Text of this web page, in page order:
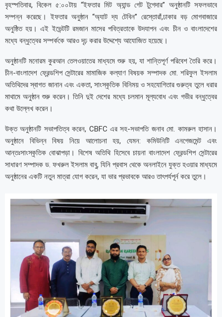
বৃহস্পতিবার, বিকেল ৫:০০টায় “ইফতার মিট অ্যান্ড গেট টুগেদার” অনুষ্ঠানটি সফলভাবে
সম্পন্ন করেছে। ইফতার অনুষ্ঠান “অ্যাট দ্য টেবিন” রেস্তোরাঁ,ঢাকার বড় মোগবাজারে
অনুষ্ঠিত হয়। এই ইভেন্টটি রমজান মাসের পবিত্রতাকে উদযাপন এবং চীন ও বাংলাদেশের
মধ্যে বন্ধুত্বের সম্পর্ককে আরও দৃঢ় করার উদ্দেশ্যে আযোজিত হয়েছে।
অনুষ্ঠানটি মনোরম কুরআন তেলওয়াতের মাধ্যমে শুরু হয়, যা শান্তিপূর্ণ পরিবেশ তৈরি করে।
চীন-বাংলাদেশ ফ্রেন্ডশিপ সেন্টারের মামাজিক কল্যাণ বিষয়ক সম্পাদক মো. শরিফুল ইসলাম
অতিথিদের স্বাগত জানান এবং একতা, সাংস্কৃতিক বিনিময় ও সহযোগিতার গুরুত্ব তুলে ধরার
মাথামে অনুষ্ঠান শুরু করেন। তিনি দুই দেশের মধ্যে চলমান মূল্যবোধ এবং গভীর বন্ধুত্বের
কথা উল্লেখ করেন।
উক্ত অনুষ্ঠানটি সভাপতিত্ব করেন, CBFC এর সহ-সভাপতি জনাব মো. কামরুল হাসান।
অনুষ্ঠানে বিভিন্ন বিষয় নিয়ে আলোচনা হয়, যেমন: কমিউনিটি এনগেজমেন্ট এবং
আন্তঃসাংস্কৃতিক বোঝাপড়া। বিশেষ অতিথি হিসেবে চায়না বাংলাদেশ ফ্রেন্ডশিপ সেন্টারের
সাধারণ সম্পাদক ড. ফখরুল ইসলাম বাবু, যিনি প্রবাস থেকে অনলাইনে যুক্ত হওয়ার মাধ্যমে
অনুষ্ঠানের একটি নতুন মাত্রা যোগ করেন, যা ভার প্রভাবকে আরও তাৎপর্যপূর্ন করে তুলে।